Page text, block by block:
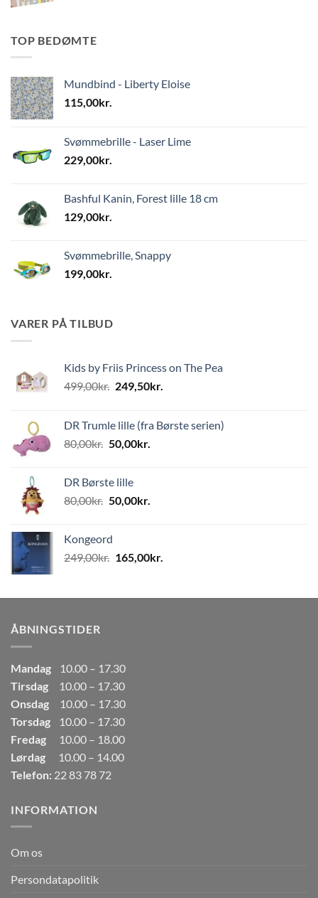
TOP BEDØMTE
Mundbind - Liberty Eloise
115,00kr.
Svømmebrille - Laser Lime
229,00kr.
Bashful Kanin, Forest lille 18 cm
129,00kr.
Svømmebrille, Snappy
199,00kr.
VARER PÅ TILBUD
Kids by Friis Princess on The Pea
499,00kr. Den
var:
499,00kr..
249,50kr.
er:
DR Trumle lille (fra Børste serien)
80,00kr. Den
var:
80,00kr..
50,00kr.
50,00kr..
DR Børste lille
80,00kr. Den
var:
80,00kr..
50,00kr.
50,00kr..
Kongeord
249,00kr. Den
var:
165,00kr.
er:
ÅBNINGSTIDER
Mandag
10.00 – 17.30
Tirsdag
10.00 – 17.30
Onsdag
10.00 – 17.30
Torsdag
10.00 – 17.30
Fredag
10.00 – 18.00
Lørdag
10.00 – 14.00
Telefon: 22 83 78 72
INFORMATION
Om os
Persondatapolitik